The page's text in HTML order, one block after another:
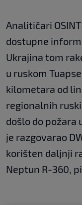
Analitičari
dostupne
Ukrajina tom
u ruskom
kilometara od
regionalnih
došlo do požara
je razgovarao
korišten daljnji
Neptun R-360,